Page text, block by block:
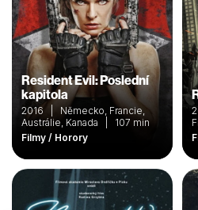
Resident Evil: Poslední
kapitola
2016 | Německo, Francie,
Austrálie, Kanada | 107 min
Filmy / Horory